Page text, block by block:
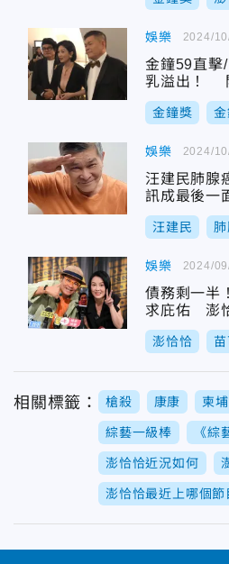
娛樂
金鐘59直擊
乳溢出！
金鐘獎
2024/
娛樂
汪建民肺腺
訊成最後一
汪建民
2024/
娛樂
債務剩一半
求庇佑 澎
了」
澎恰恰
2024/
相關標籤： 槍殺 康康 柬
綜藝一級棒 《綜
澎恰恰近況如何
澎恰恰最近上哪個節